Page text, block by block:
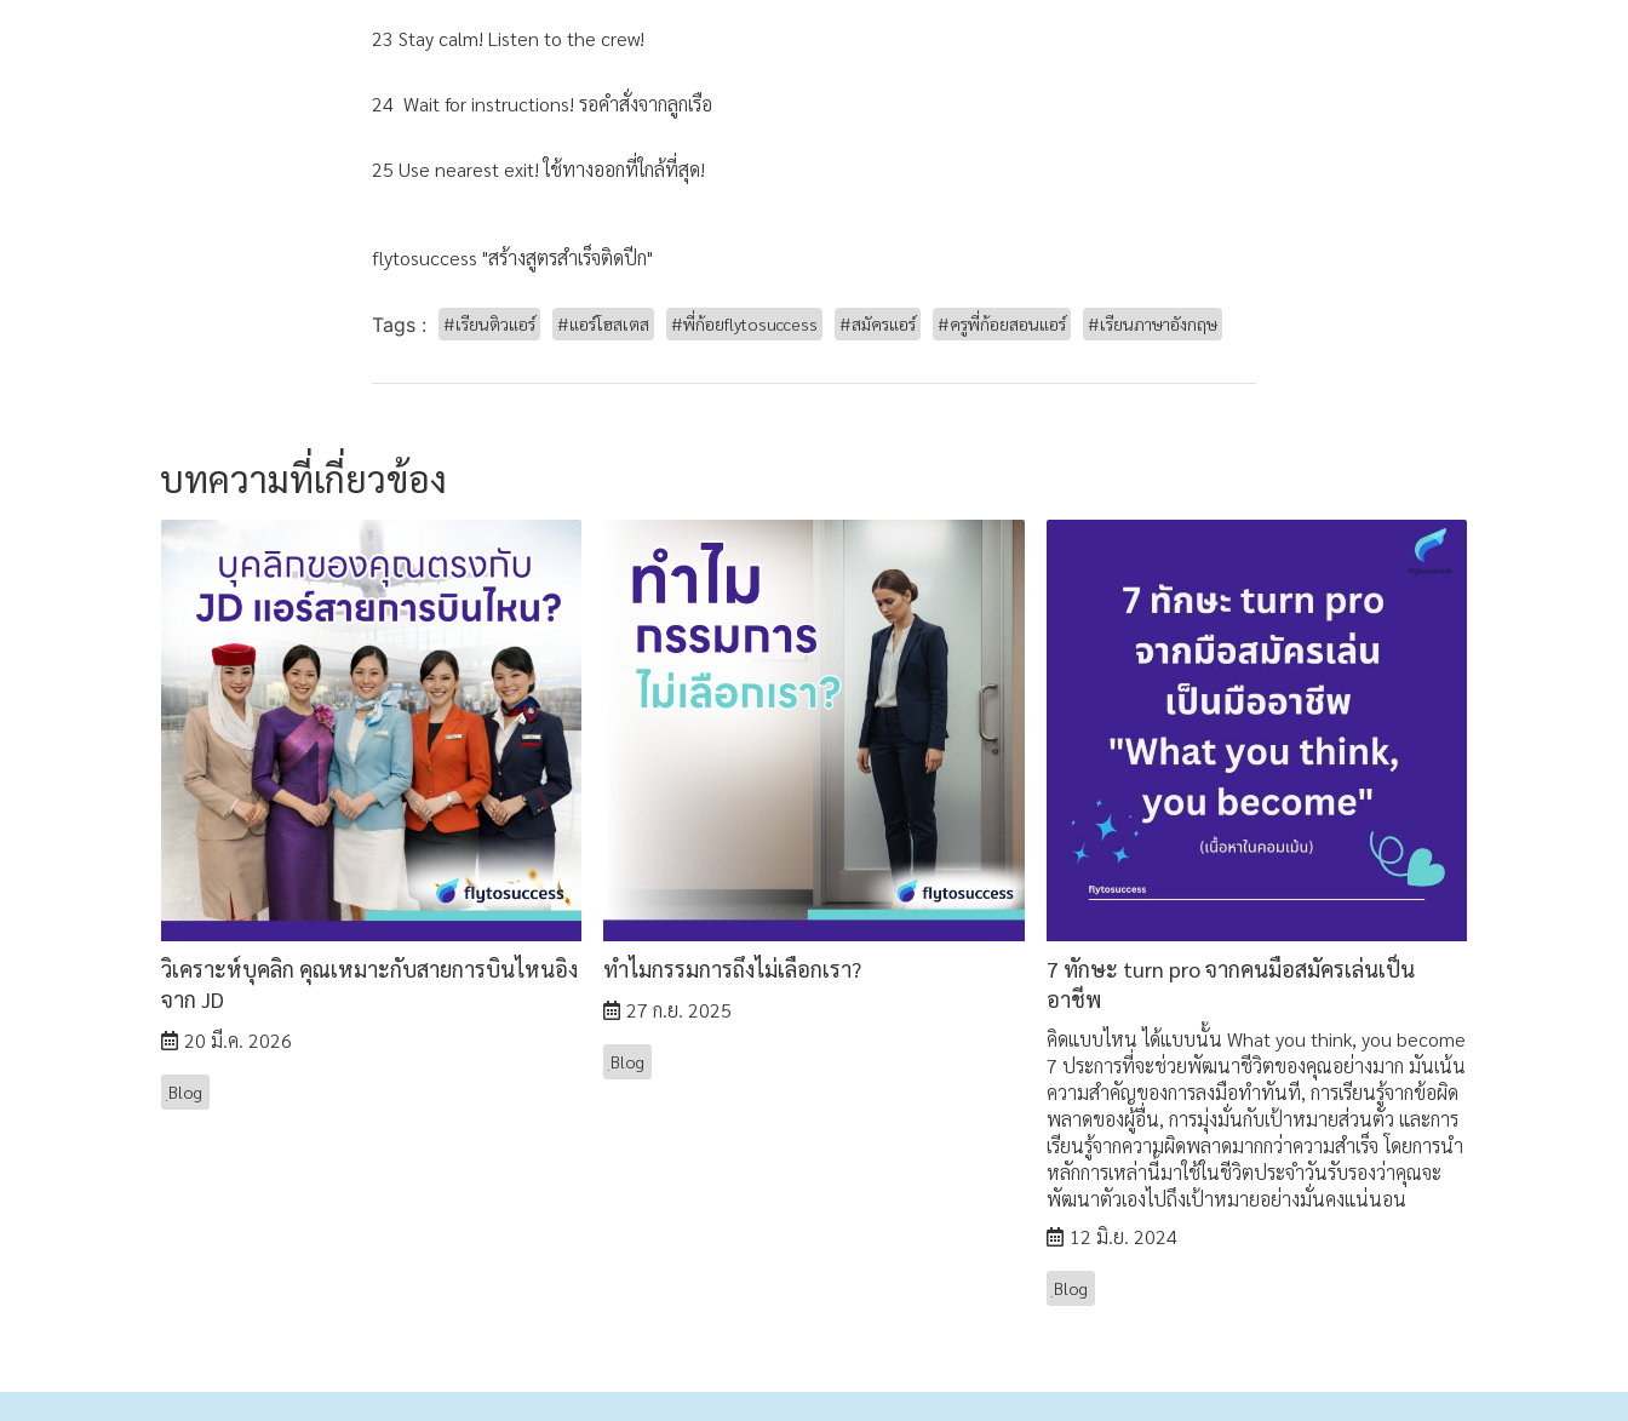
23 Stay calm! Listen to the crew!
24 Wait for instructions! รอคำสั่งจากลูกเรือ
25 Use nearest exit! ใช้ทางออกที่ใกล้ที่สุด!
flytosuccess "สร้างสูตรสำเร็จติดปีก"
Tags : #เรียนติวแอร์ #แอร์โฮสเตส #พี่ก้อยflytosuccess #สมัครแอร์ #ครูพี่ก้อยสอนแอร์ #เรียนภาษาอังกฤษ
บทความที่เกี่ยวข้อง
วิเคราะห์บุคลิก คุณเหมาะกับสายการบินไหนอิง
จาก JD
20 มี.ค. 2026
ฺBlog
ทำไมกรรมการถึงไม่เลือกเรา?
27 ก.ย. 2025
ฺBlog
7 ทักษะ turn pro จากคนมือสมัครเล่นเป็น
อาชีพ
คิดแบบไหน ได้แบบนั้น What you think, you become
7 ประการที่จะช่วยพัฒนาชีวิตของคุณอย่างมาก มันเน้น
ความสำคัญของการลงมือทำทันที, การเรียนรู้จากข้อผิด
พลาดของผู้อื่น, การมุ่งมั่นกับเป้าหมายส่วนตัว และการ
เรียนรู้จากความผิดพลาดมากกว่าความสำเร็จ โดยการนำ
หลักการเหล่านี้มาใช้ในชีวิตประจำวันรับรองว่าคุณจะ
พัฒนาตัวเองไปถึงเป้าหมายอย่างมั่นคงแน่นอน
12 มิ.ย. 2024
ฺBlog